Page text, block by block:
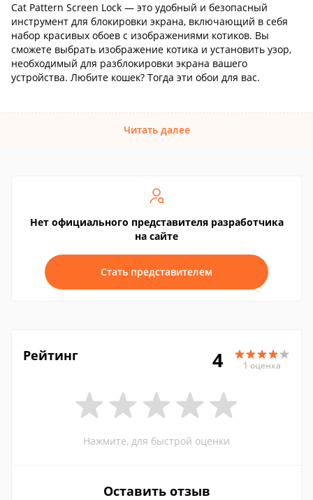
Cat Pattern Screen Lock — это удобный и безопасный
инструмент для блокировки экрана, включающий в себя
набор красивых обоев с изображениями котиков. Вы
сможете выбрать изображение котика и установить узор,
необходимый для разблокировки экрана вашего
устройства. Любите кошек? Тогда эти обои для вас.
Читать далее
Нет официального представителя разработчика
на сайте
Стать представителем
Рейтинг 4 1 оценка
Нажмите, для быстрой оценки
Оставить отзыв